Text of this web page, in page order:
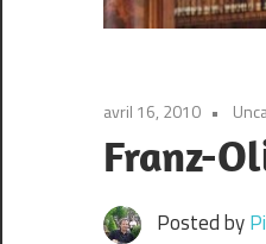
avril 16, 2010
Franz-
Posted by